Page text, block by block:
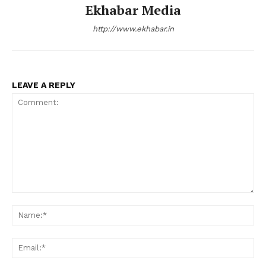
Ekhabar Media
http://www.ekhabar.in
LEAVE A REPLY